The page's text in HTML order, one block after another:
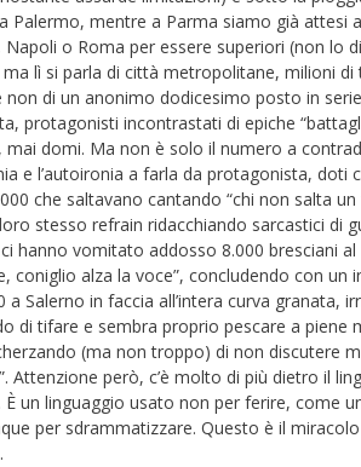
Palermo, mentre a Parma siamo già attesi
Napoli o Roma per essere superiori (non lo
ma lì si parla di città metropolitane, milioni
non di un anonimo dodicesimo posto in
protagonisti incontrastati di epiche
mai domi. Ma non è solo il numero a
e l’autoironia a farla da protagonista, doti
che saltavano cantando “chi non salta
stesso refrain ridacchiando sarcastici di
hanno vomitato addosso 8.000 bresciani
coniglio alza la voce”, concludendo con
a Salerno in faccia all’intera curva granata,
di tifare e sembra proprio pescare a piene
(ma non troppo) di non discutere
Attenzione però, c’è molto di più dietro il
È un linguaggio usato non per ferire, come
per sdrammatizzare. Questo è il